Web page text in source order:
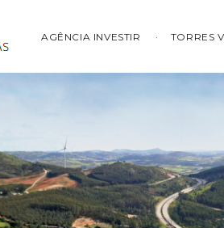
AGÊNCIA INVESTIR TORRES